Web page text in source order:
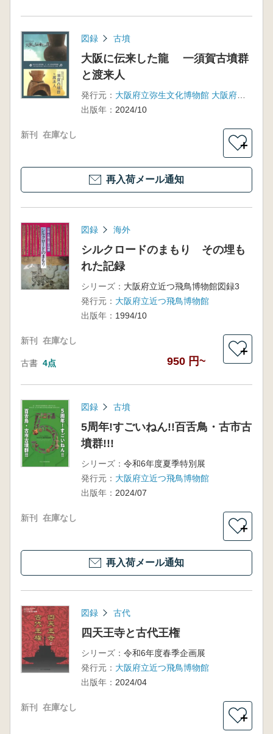
図録 古墳
大阪に伝来した龍 一須賀古墳群
と渡来人
発行元：
大阪府立弥生文化博物館 大阪府立近つ飛鳥博物館
出版年： 2024/10
新刊 在庫なし
＋
再入荷メール通知
図録 海外
シルクロードのまもり その埋も
れた記録
シリーズ： 大阪府立近つ飛鳥博物館図録3
発行元： 大阪府立近つ飛鳥博物館
出版年： 1994/10
新刊 在庫なし
古書 4点 950 円~
＋
図録 古墳
5周年!すごいねん!!百舌鳥・古市古
墳群!!!
シリーズ： 令和6年度夏季特別展
発行元： 大阪府立近つ飛鳥博物館
出版年： 2024/07
新刊 在庫なし
＋
再入荷メール通知
図録 古代
四天王寺と古代王権
シリーズ： 令和6年度春季企画展
発行元： 大阪府立近つ飛鳥博物館
出版年： 2024/04
新刊 在庫なし
＋